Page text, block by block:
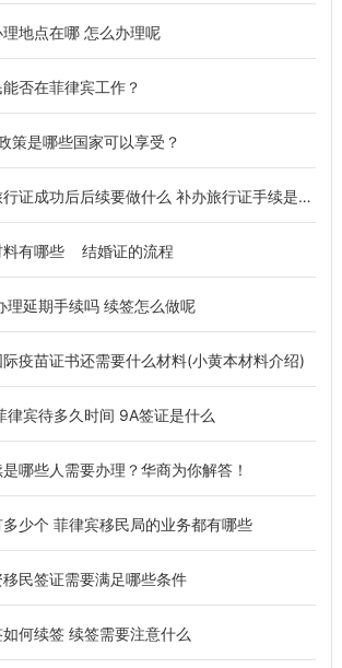
地点在哪 怎么办理呢
否在菲律宾工作？
策是哪些国家可以享受？
证成功后后续要做什么 补办旅行证手续是怎样的
料有哪些 结婚证的流程
理延期手续吗 续签怎么做呢
疫苗证书还需要什么材料(小黄本材料介绍)
律宾待多久时间 9A签证是什么
哪些人需要办理？华商为你解答！
少个 菲律宾移民局的业务都有哪些
民签证需要满足哪些条件
何续签 续签需要注意什么